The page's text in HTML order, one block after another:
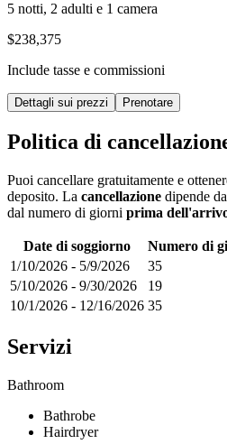
5 notti, 2 adulti e 1 camera
$238,375
Include tasse e commissioni
Dettagli sui prezzi Prenotare
Politica di
Puoi cancellare gratuitamente e
deposito. La cancellazione dipende
dal numero di giorni prima
Date di soggiorno
Numero di
1/10/2026 - 5/9/2026
35
5/10/2026 - 9/30/2026
19
10/1/2026 - 12/16/2026 35
Servizi
Bathroom
Bathrobe
Hairdryer